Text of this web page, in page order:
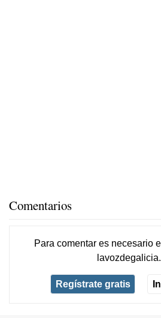
Comentarios
Para comentar es necesario
Regístrate gratis